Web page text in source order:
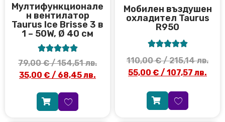
Мултифункционале
н вентилатор
Taurus Ice Brisse 3 в
1 – 50W, Ø 40 см

79,00€/ 154,51 лв.
35,00 € / 68,45 лв.
Мобилен въздушен
охладител Taurus
R950

110,00€/ 215,14 лв.
55,00 € / 107,57 лв.